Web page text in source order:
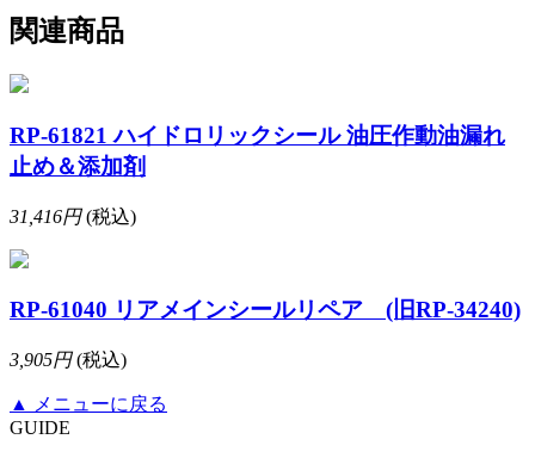
関連商品
RP-61821 ハイドロリックシール 油圧作動油漏れ
止め＆添加剤
31,416円(税込)
RP-61040 リアメインシールリペア (旧RP-34240)
3,905円(税込)
▲
メニューに戻る
GUIDE